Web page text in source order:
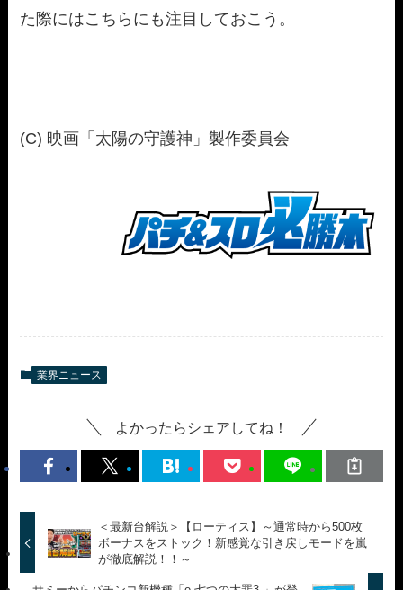
た際にはこちらにも注目しておこう。
(C) 映画「太陽の守護神」製作委員会
業界ニュース
よかったらシェアしてね！
＜最新台解説＞【ローティス】～通常時から500枚
ボーナスをストック！新感覚な引き戻しモードを嵐
が徹底解説！！～